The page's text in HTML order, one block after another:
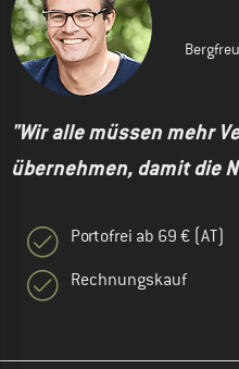
"Wir alle müssen mehr
übernehmen, damit die
Portofrei ab 69 € (AT)
Rechnungskauf